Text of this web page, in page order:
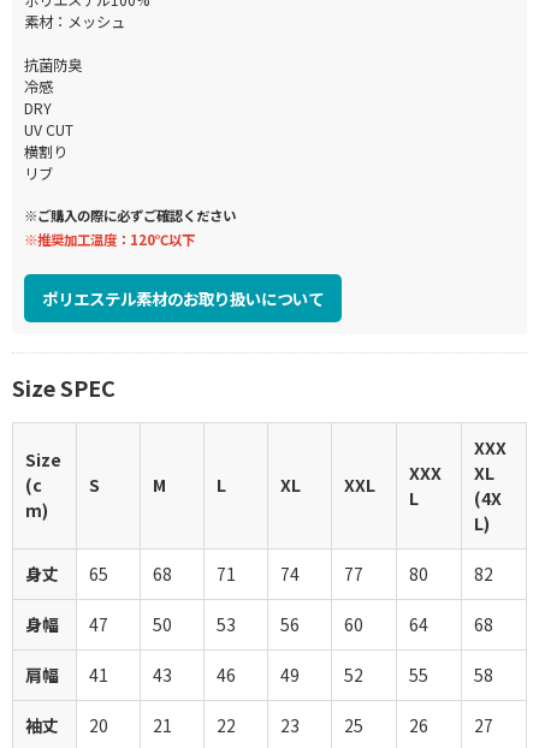
素材：メッシュ
抗菌防臭
冷感
DRY
UV CUT
横割り
リブ
※ご購入の際に必ずご確認ください
※推奨加工温度：120℃以下
ポリエステル素材のお取り扱いについて
Size SPEC
Size
(c
m)
S M L XL XXL
XXX
L
XXX
XL
(4X
L)
身丈 65 68 71 74 77 80 82
身幅 47 50 53 56 60 64 68
肩幅 41 43 46 49 52 55 58
袖丈 20 21 22 23 25 26 27